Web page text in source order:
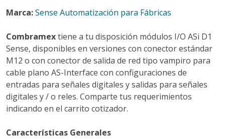
Marca:Sense Automatización para Fábricas
Combramextiene a tu disposición módulos I/O ASi D1
Sense, disponibles en versiones con conector estándar
M12 o con conector de salida de red tipo vampiro para
cable plano AS-Interface con configuraciones de
entradas para señales digitales y salidas para señales
digitales y / o reles. Comparte tus requerimientos
indicando en el carrito cotizador.
Características Generales